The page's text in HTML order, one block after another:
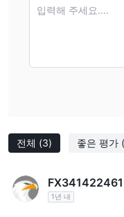
전체 (3) 좋은 평가
1년 내
입력해 주세요....